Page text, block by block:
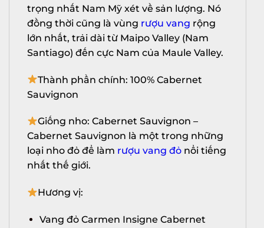
trọng nhất Nam Mỹ xét về sản lượng. Nó
đồng thời cũng là vùng rượu vang rộng
lớn nhất, trải dài từ Maipo Valley (Nam
Santiago) đến cực Nam của Maule Valley.
Thành phần chính: 100% Cabernet
Sauvignon
Giống nho: Cabernet Sauvignon –
Cabernet Sauvignon là một trong những
loại nho đỏ để làm rượu vang đỏ nổi tiếng
nhất thế giới.
Hương vị:
Vang đỏ Carmen Insigne Cabernet